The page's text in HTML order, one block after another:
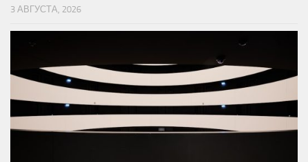
3 АВГУСТА, 2026